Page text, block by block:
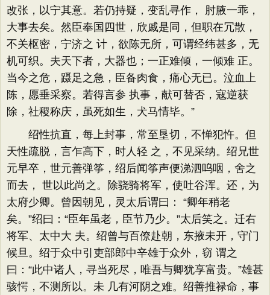
改张，以宁其意。若仍持疑，变乱寻作， 肘腋一乖，
大事去矣。然臣奉国四世，欣戚是同，但职在冗散，
不关枢密，宁济之 计，欲陈无所，可谓经纬甚多，无
机可织。夫天下者，大器也；一正难倾，一倾难 正。
当今之危，蹑足之急，臣备肉食，痛心无已。泣血上
陈，愿垂采察。若得言参 执事，献可替否，寇逆获
除，社稷称庆，虽死如生，犬马情毕。”
绍性抗直，每上封事，常至垦切，不惮犯忤。但
天性疏脱，言乍高下，时人轻 之，不见采纳。绍兄世
元早卒，世元善弹筝，绍后闻筝声便涕泗呜咽，舍之
而去， 世以此尚之。除骁骑将军，使吐谷浑。还，为
太府少卿。曾因朝见，灵太后谓曰： “卿年稍老
矣。”绍曰：“臣年虽老，臣节乃少。”太后笑之。迁右
将军、太中大 夫。绍曾与百僚赴朝，东掖未开，守门
候旦。绍于众中引吏部郎中辛雄于众外，窃 谓之
曰：“此中诸人，寻当死尽，唯吾与卿犹享富贵。”雄甚
骇愕，不测所以。未 几有河阴之难。绍善推禄命，事